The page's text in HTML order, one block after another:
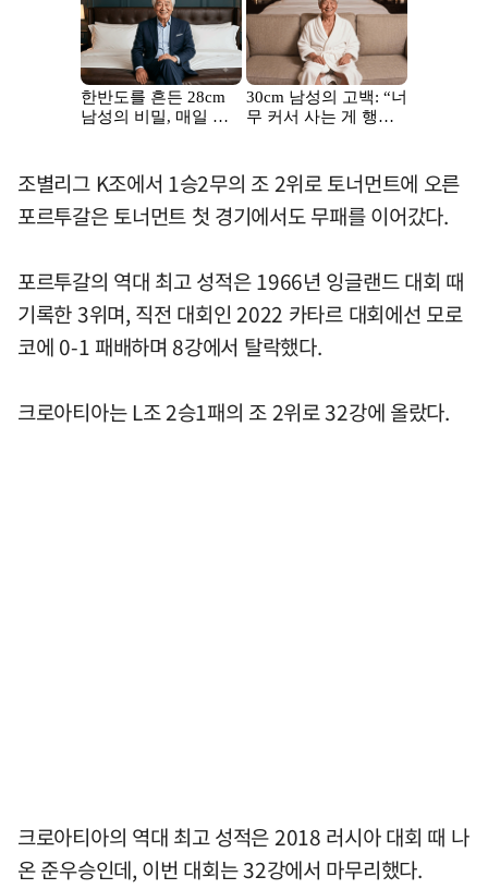
조별리그 K조에서 1승2무의 조 2위로 토너먼트에 오른
포르투갈은 토너먼트 첫 경기에서도 무패를 이어갔다.
포르투갈의 역대 최고 성적은 1966년 잉글랜드 대회 때
기록한 3위며, 직전 대회인 2022 카타르 대회에선 모로
코에 0-1 패배하며 8강에서 탈락했다.
크로아티아는 L조 2승1패의 조 2위로 32강에 올랐다.
크로아티아의 역대 최고 성적은 2018 러시아 대회 때 나
온 준우승인데, 이번 대회는 32강에서 마무리했다.